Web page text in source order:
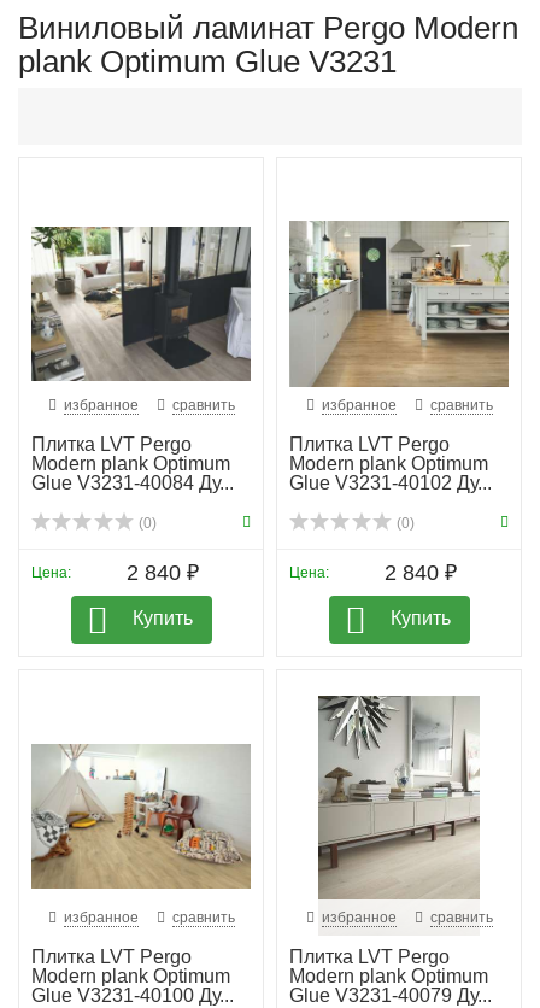
Виниловый ламинат Pergo Modern
plank Optimum Glue V3231
избранное сравнить
Плитка LVT Pergo
Modern plank Optimum
Glue V3231-40084 Ду...
(0)
Цена: 2 840 ₽
Купить
избранное сравнить
Плитка LVT Pergo
Modern plank Optimum
Glue V3231-40102 Ду...
(0)
Цена: 2 840 ₽
Купить
избранное сравнить
Плитка LVT Pergo
Modern plank Optimum
Glue V3231-40100 Ду...
избранное сравнить
Плитка LVT Pergo
Modern plank Optimum
Glue V3231-40079 Ду...